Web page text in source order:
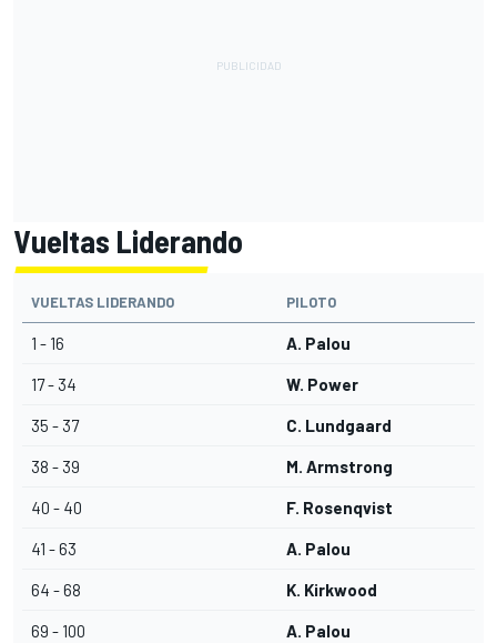
Vueltas Liderando
VUELTAS LIDERANDO PILOTO
1 - 16 A. Palou
17 - 34 W. Power
35 - 37 C. Lundgaard
38 - 39 M. Armstrong
40 - 40 F. Rosenqvist
41 - 63 A. Palou
64 - 68 K. Kirkwood
69 - 100 A. Palou